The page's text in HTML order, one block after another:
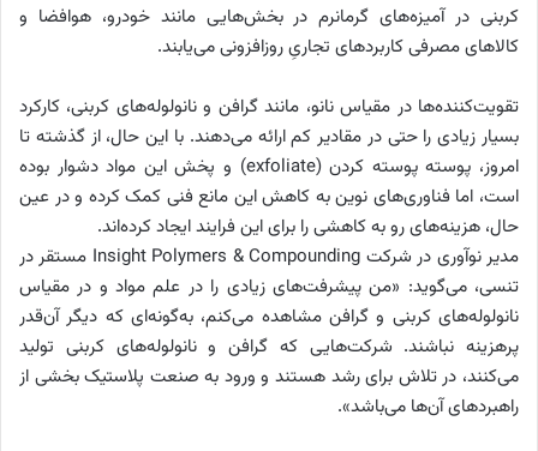
کربنی در آمیزه‌های گرمانرم در بخش‌هایی مانند خودرو، هوافضا و
کالاهای مصرفی کاربردهای تجاریِ روزافزونی می‌یابند.
تقویت‌کننده‌ها در مقیاس نانو، مانند گرافن و نانولوله‌های کربنی، کارکرد
بسیار زیادی را حتی در مقادیر کم ارائه می‌دهند. با این حال، از گذشته تا
امروز، پوسته پوسته کردن (exfoliate) و پخش این مواد دشوار بوده
است، اما فناوری‌های نوین به کاهش این مانع فنی کمک کرده‌ و در عین
حال، هزینه‌های رو به کاهشی را برای این فرایند ایجاد کرده‌اند.
مدیر نوآوری در شرکت Insight Polymers & Compounding مستقر در
تنسی، می‌گوید: «من پیشرفت‌های زیادی را در علم مواد و در مقیاس‌
نانولوله‌های کربنی و گرافن مشاهده می‌کنم، به‌گونه‌ای که دیگر آن‌قدر
پرهزینه نباشند. شرکت‌هایی که گرافن و نانولوله‌های کربنی تولید
می‌کنند، در تلاش برای رشد هستند و ورود به صنعت پلاستیک بخشی از
راهبردهای آن‌ها می‌باشد».